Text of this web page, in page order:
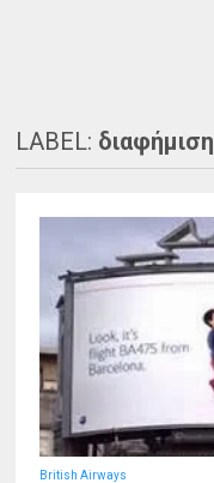
LABEL: διαφήμιση
British Airways